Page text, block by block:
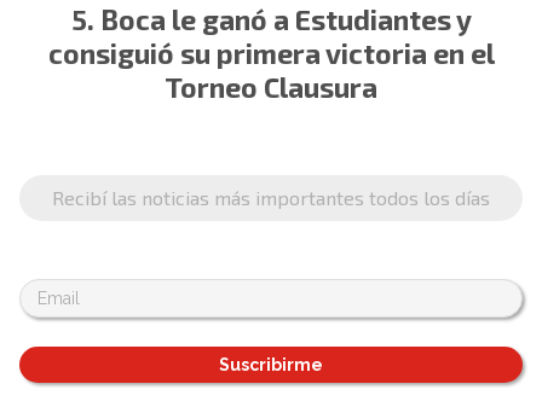
Boca le ganó a Estudiantes y
consiguió su primera victoria en el
Torneo Clausura
Recibí las noticias más importantes todos los días
Suscribirme